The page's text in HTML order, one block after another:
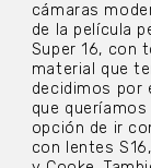
cámaras
de la película
Super 16, con
material que
decidimos por
que
opción de ir
con lentes